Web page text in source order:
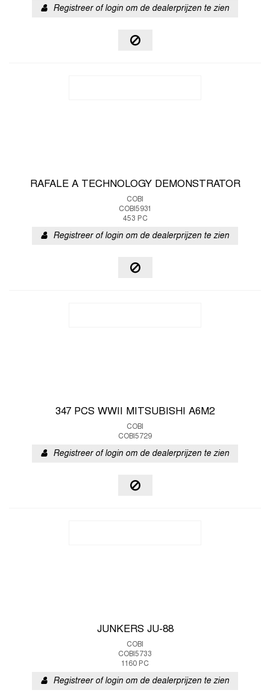
Registreer of login om de dealerprijzen te zien
RAFALE A TECHNOLOGY DEMONSTRATOR
COBI
COBI5931
453 PC
Registreer of login om de dealerprijzen te zien
347 PCS WWII MITSUBISHI A6M2
COBI
COBI5729
Registreer of login om de dealerprijzen te zien
JUNKERS JU-88
COBI
COBI5733
1160 PC
Registreer of login om de dealerprijzen te zien